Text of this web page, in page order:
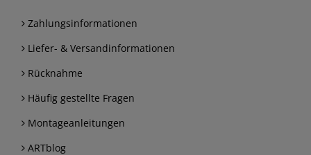
Zahlungsinformationen
Liefer- & Versandinformationen
Rücknahme
Häufig gestellte Fragen
Montageanleitungen
ARTblog